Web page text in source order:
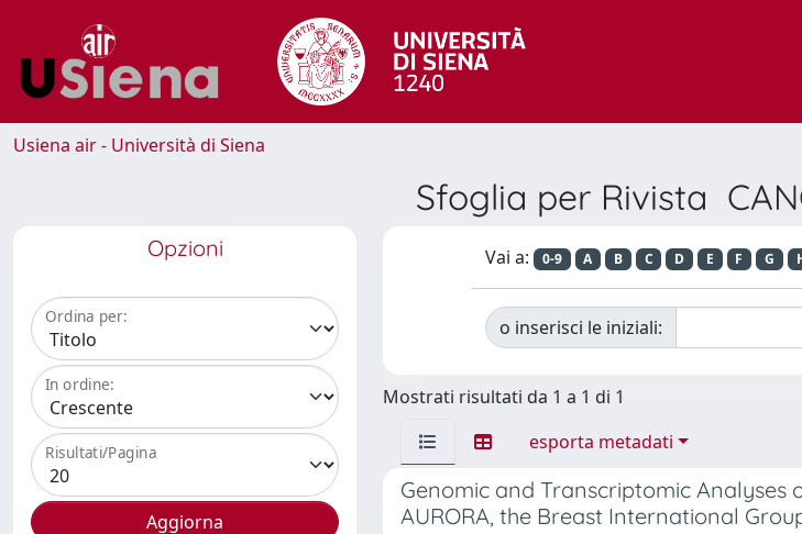
Usiena air - Università di Siena
Sfoglia per Rivista
Opzioni
Ordina per:
In ordine:
Risultati/Pagina
Vai a: 0-9 A B C D E F G
o inserisci le iniziali:
Mostrati risultati da 1 a 1 di 1
esporta metadati
Genomic and Transcriptomic Analyses
AURORA, the Breast International